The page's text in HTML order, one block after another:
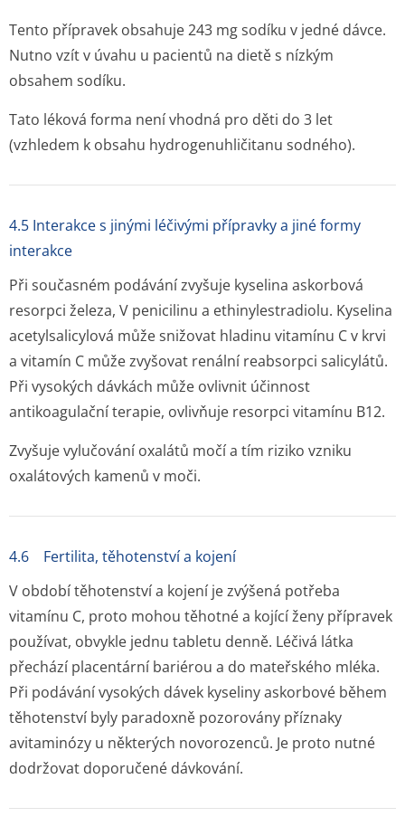
Tento přípravek obsahuje 243 mg sodíku v jedné dávce.
Nutno vzít v úvahu u pacientů na dietě s nízkým
obsahem sodíku.
Tato léková forma není vhodná pro děti do 3 let
(vzhledem k obsahu hydrogenuhličitanu sodného).
4.5 Interakce s jinými léčivými přípravky a jiné formy
interakce
Při současném podávání zvyšuje kyselina askorbová
resorpci železa, V penicilinu a ethinylestradiolu. Kyselina
acetylsalicylová může snižovat hladinu vitamínu C v krvi
a vitamín C může zvyšovat renální reabsorpci salicylátů.
Při vysokých dávkách může ovlivnit účinnost
antikoagulační terapie, ovlivňuje resorpci vitamínu B12.
Zvyšuje vylučování oxalátů močí a tím riziko vzniku
oxalátových kamenů v moči.
4.6 Fertilita, těhotenství a kojení
V období těhotenství a kojení je zvýšená potřeba
vitamínu C, proto mohou těhotné a kojící ženy přípravek
používat, obvykle jednu tabletu denně. Léčivá látka
přechází placentární bariérou a do mateřského mléka.
Při podávání vysokých dávek kyseliny askorbové během
těhotenství byly paradoxně pozorovány příznaky
avitaminózy u některých novorozenců. Je proto nutné
dodržovat doporučené dávkování.